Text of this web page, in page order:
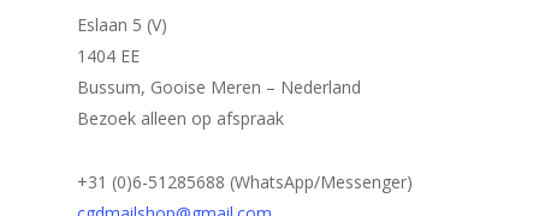
Eslaan 5 (V)
1404 EE
Bussum, Gooise Meren – Nederland
Bezoek alleen op afspraak
+31 (0)6-51285688 (WhatsApp/Messenger)